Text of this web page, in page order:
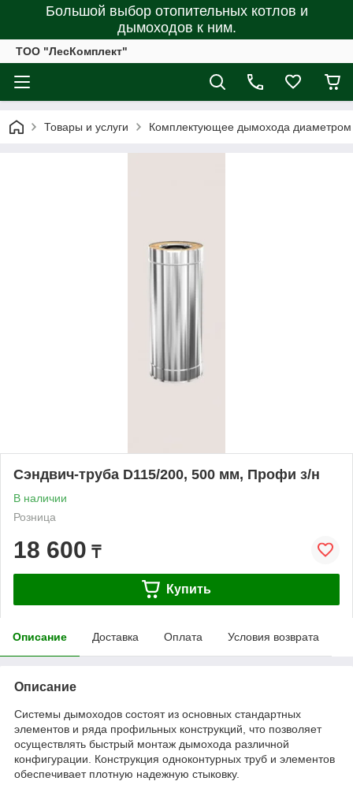
Большой выбор отопительных котлов и
дымоходов к ним.
ТОО "ЛесКомплект"
Товары и услуги Комплектующее дымохода диаметром
Сэндвич-труба D115/200, 500 мм, Профи з/н
В наличии
Розница
18 600 ₸
Купить
Описание Доставка Оплата Условия возврата
Описание
Системы дымоходов состоят из основных стандартных
элементов и ряда профильных конструкций, что позволяет
осуществлять быстрый монтаж дымохода различной
конфигурации. Конструкция одноконтурных труб и элементов
обеспечивает плотную надежную стыковку.